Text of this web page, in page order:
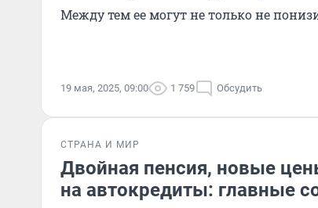
Между тем ее могут не только не
19 мая, 2025, 09:00 1 759 Обсудить
СТРАНА И МИР
Двойная пенсия, новые
на автокредиты: главные